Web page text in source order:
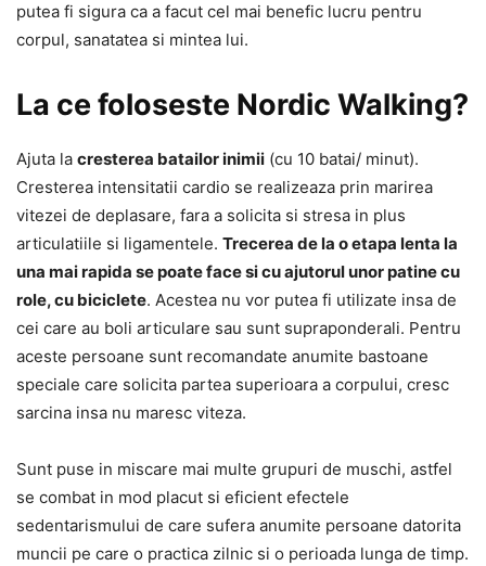
putea fi sigura ca a facut cel mai benefic lucru pentru
corpul, sanatatea si mintea lui.
La ce foloseste Nordic Walking?
Ajuta la cresterea batailor inimii (cu 10 batai/ minut).
Cresterea intensitatii cardio se realizeaza prin marirea
vitezei de deplasare, fara a solicita si stresa in plus
articulatiile si ligamentele. Trecerea de la o etapa lenta la
una mai rapida se poate face si cu ajutorul unor patine cu
role, cu biciclete. Acestea nu vor putea fi utilizate insa de
cei care au boli articulare sau sunt supraponderali. Pentru
aceste persoane sunt recomandate anumite bastoane
speciale care solicita partea superioara a corpului, cresc
sarcina insa nu maresc viteza.
Sunt puse in miscare mai multe grupuri de muschi, astfel
se combat in mod placut si eficient efectele
sedentarismului de care sufera anumite persoane datorita
muncii pe care o practica zilnic si o perioada lunga de timp.